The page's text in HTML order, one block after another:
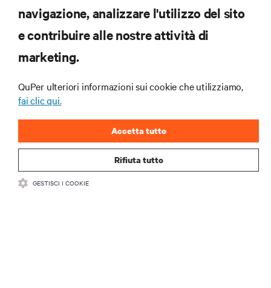
SUPPORTO
AZIENDA
CONTATTACI
navigazione, analizzare l'utilizzo del sito
e contribuire alle nostre attività di
marketing.
QuPer ulteriori informazioni sui cookie che utilizziamo,
fai clic qui.
Rifiuta tutto
Accetta tutto
GESTISCI I COOKIE